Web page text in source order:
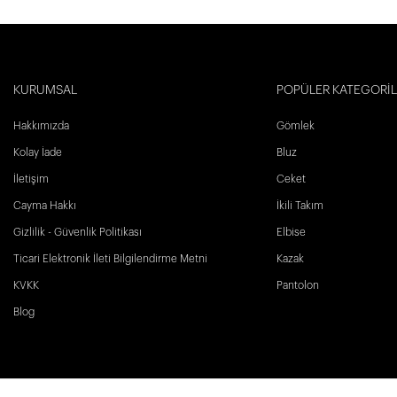
KURUMSAL
Hakkımızda
Kolay İade
İletişim
Cayma Hakkı
Gizlilik - Güvenlik Politikası
Ticari Elektronik İleti Bilgilendirme Metni
KVKK
Blog
POPÜLER
Gömlek
Bluz
Ceket
İkili Takım
Elbise
Kazak
Pantolon